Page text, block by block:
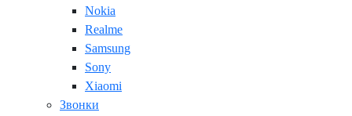
Nokia
Realme
Samsung
Sony
Xiaomi
Звонки